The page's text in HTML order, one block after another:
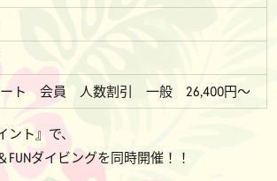
ート 会員 人数割引 一般 26,400円～
ト』で、
ダイビングを同時開催！！